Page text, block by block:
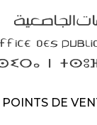
POINTS DE